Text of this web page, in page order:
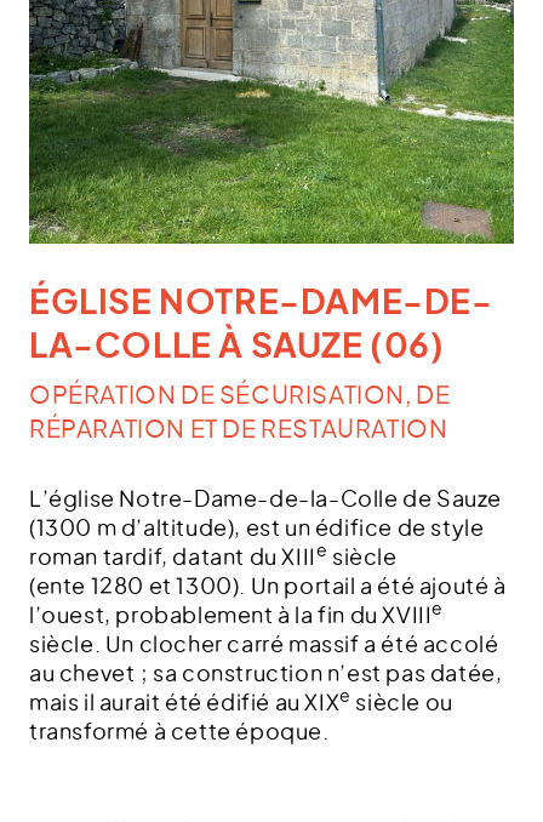
ÉGLISE NOTRE-DAME-DE-
LA-COLLE À SAUZE (06)
OPÉRATION DE SÉCURISATION, DE
RÉPARATION ET DE RESTAURATION
L’église Notre-Dame-de-la-Colle de Sauze
(1300 m d’altitude), est un édifice de style
roman tardif, datant du XIII
e siècle
(ente 1280 et 1300). Un portail a été ajouté à
l’ouest, probablement à la fin du XVIIIe
siècle. Un clocher carré massif a été accolé
au chevet ; sa construction n’est pas datée,
mais il aurait été édifié au XIXe siècle ou
transformé à cette époque.